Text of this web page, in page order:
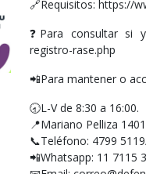
🔗Requisitos: https://
❓Para consultar si
registro-rase.php
📲Para mantener o
🕣L-V de 8:30 a 16:00.
📍Mariano Pelliza
📞Teléfono: 4799
📲Whatsapp: 11 7115